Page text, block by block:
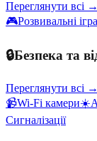
Переглянути всі →
🎮Розвивальні
🔒Безпека та
Переглянути всі →
📹Wi-Fi камери☀️
Сигналізації